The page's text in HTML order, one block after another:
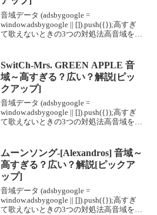
音域データ (adsbygoogle =
window.adsbygoogle || []).push({});高すぎ
て歌えないときの3つの対処法高音域を広
ルに通うこと...
SwitCh-Mrs. GREEN APPLE 音
域～高すぎる？広い？解説[ピッ
クアップ]
音域データ (adsbygoogle =
window.adsbygoogle || []).push({});高すぎ
て歌えないときの3つの対処法高音域を広
ルに通うこと...
ムーンソング-[Alexandros] 音域～
高すぎる？広い？解説[ピックア
ップ]
音域データ (adsbygoogle =
window.adsbygoogle || []).push({});高すぎ
て歌えないときの3つの対処法高音域を広